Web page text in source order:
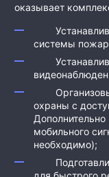
оказывает
системы
охраны с
мобильного
необходимо);